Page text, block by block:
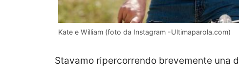
Kate e William (foto da Instagram -Ultimaparola.com)
Stavamo ripercorrendo brevemente una